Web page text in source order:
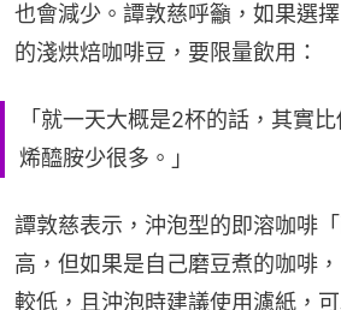
也會減少。譚敦慈呼籲，如果選
的淺烘焙咖啡豆，要限量飲用：
「就一天大概是2杯的話，其實
烯醯胺少很多。」
譚敦慈表示，沖泡型的即溶咖啡
高，但如果是自己磨豆煮的咖啡
較低，且沖泡時建議使用濾紙，